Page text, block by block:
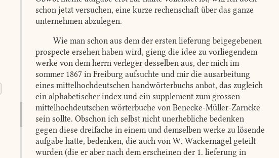
schon jetzt versuchen, eine kurze rechenschaft über das ganze
unternehmen abzulegen.
Wie man schon aus dem der ersten lieferung beigegebenen
prospecte ersehen haben wird, gieng die idee zu vorliegendem
werke von dem herrn verleger desselben aus, der mich im
sommer 1867 in Freiburg aufsuchte und mir die ausarbeitung
eines mittelhochdeutschen handwörterbuchs anbot, das zugleich
ein alphabetischer index und ein supplement zum grossen
mittelhochdeutschen wörterbuche von Benecke-Müller-Zarncke
sein sollte. Obschon ich selbst nicht unerhebliche bedenken
gegen diese dreifache in einem und demselben werke zu lösende
aufgabe hatte, bedenken, die auch von W. Wackernagel geteilt
wurden (die er aber nach dem erscheinen der 1. lieferung in